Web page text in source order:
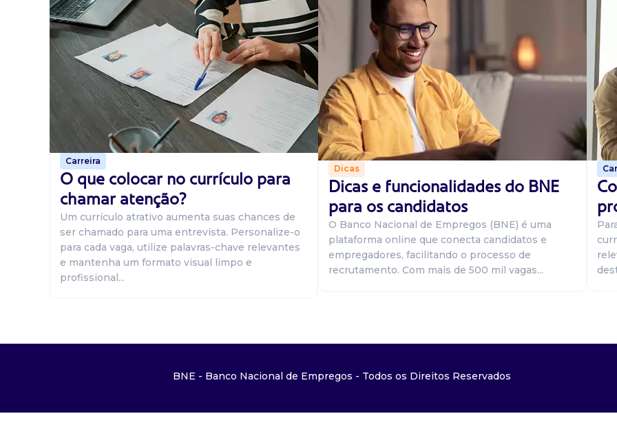
Carreira
O que colocar no currículo para
chamar atenção?
Um currículo atrativo aumenta suas chances de
ser chamado para uma entrevista. Personalize-o
para cada vaga, utilize palavras-chave relevantes
e mantenha um formato visual limpo e
profissional...
Dicas
Dicas e funcionalidades do BNE
para os candidatos
O Banco Nacional de Empregos (BNE) é uma
plataforma online que conecta candidatos e
empregadores, facilitando o processo de
recrutamento. Com mais de 500 mil vagas...
BNE - Banco Nacional de Empregos - Todos os Direitos Reservados